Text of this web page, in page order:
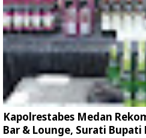
Kapolrestabes Medan
Bar & Lounge, Surati Bupati